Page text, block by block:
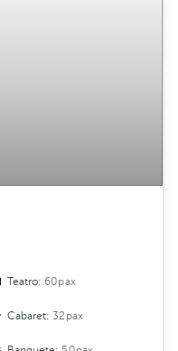
Teatro:60pax
Cabaret:32pax